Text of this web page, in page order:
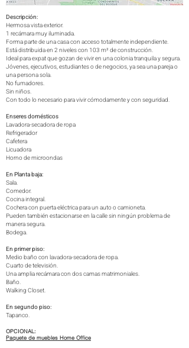
Descripción:
Hermosa vista exterior.
1 recámara muy iluminada.
Forma parte de una casa con acceso totalmente independiente.
Está distribuida en 2 niveles con 103 m² de construcción.
Ideal para expat que gozan de vivir en una colonia tranquila y segura.
Jóvenes, ejecutivos, estudiantes o de negocios, ya sea una pareja o
una persona sola.
No fumadores.
Sin niños.
Con todo lo necesario para vivir cómodamente y con seguridad.
Enseres domésticos
Lavadora-secadora de ropa
Refrigerador
Cafetera
Licuadora
Horno de microondas
En Planta baja:
Sala.
Comedor.
Cocina integral.
Cochera con puerta eléctrica para un auto o camioneta.
Pueden también estacionarse en la calle sin ningún problema de
manera segura.
Bodega.
En primer piso:
Medio baño con lavadora-secadora de ropa.
Cuarto de televisión.
Una amplia recámara con dos camas matrimoniales.
Baño.
Walking Closet.
En segundo piso:
Tapanco.
OPCIONAL:
Paquete de muebles Home Office